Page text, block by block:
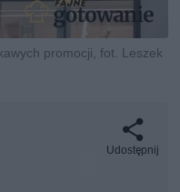
promocji, fot. Leszek
Udostępnij